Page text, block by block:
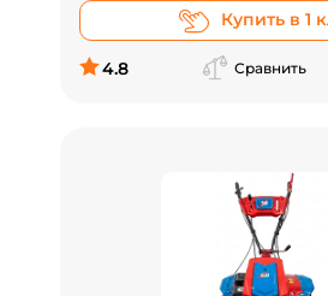
Купить в 1
4.8 Сравнить